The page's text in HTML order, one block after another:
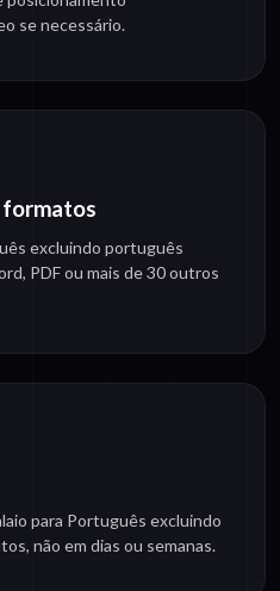
se necessário.
formatos
excluindo português
PDF ou mais de 30 outros
para Português excluindo
não em dias ou semanas.